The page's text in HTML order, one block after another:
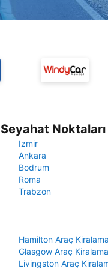
Noktaları
Izmir
Ankara
Bodrum
Roma
Trabzon
Hamilton Araç Kiralama
Glasgow Araç Kiralama
Livingston Araç